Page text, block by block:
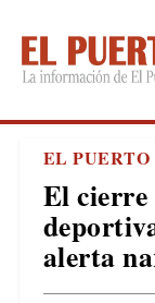
EL PUERTO
El cierre
alerta